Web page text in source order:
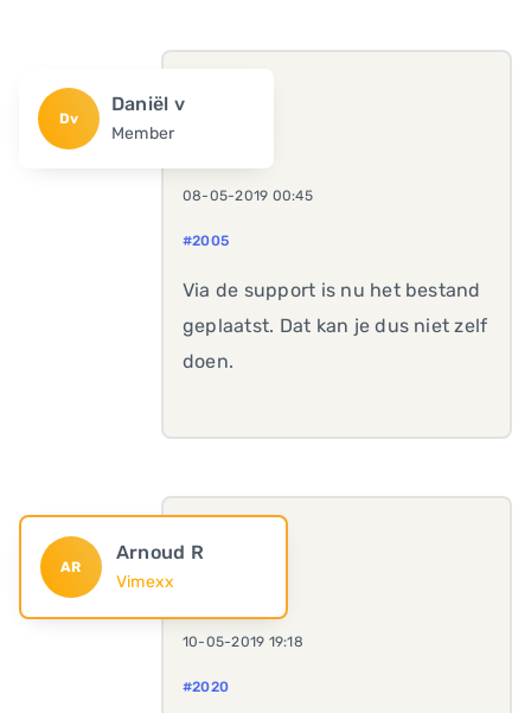
Dv
Daniël v
Member
08-05-2019 00:45
#2005
Via de support is nu het bestand
geplaatst. Dat kan je dus niet zelf
doen.
AR
Arnoud R
Vimexx
10-05-2019 19:18
#2020